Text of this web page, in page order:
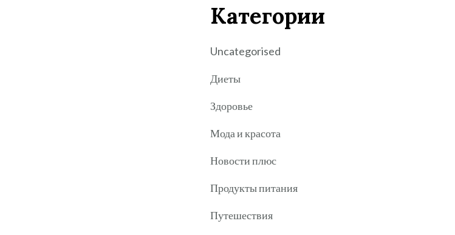
Категории
Uncategorised
Диеты
Здоровье
Мода и красота
Новости плюс
Продукты питания
Путешествия